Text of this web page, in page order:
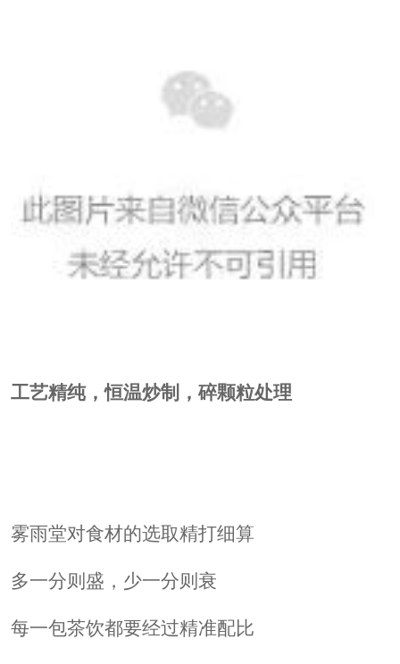
工艺精纯，恒温炒制，碎颗粒处理
雾雨堂对食材的选取精打细算
多一分则盛，少一分则衰
每一包茶饮都要经过精准配比